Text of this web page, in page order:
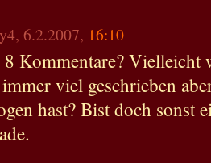
6.2.2007, 16:10
Kommentare? Vielleicht
viel geschrieben
hast? Bist doch